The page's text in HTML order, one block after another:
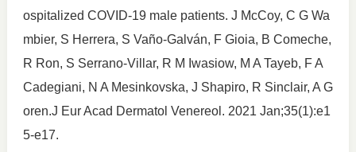
ospitalized COVID-19 male patients. J McCoy, C G Wa
mbier, S Herrera, S Vaño-Galván, F Gioia, B Comeche,
R Ron, S Serrano-Villar, R M Iwasiow, M A Tayeb, F A
Cadegiani, N A Mesinkovska, J Shapiro, R Sinclair, A G
oren.J Eur Acad Dermatol Venereol. 2021 Jan;35(1):e1
5-e17.